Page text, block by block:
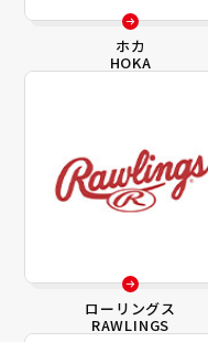
ホカ
HOKA
ローリングス
RAWLINGS